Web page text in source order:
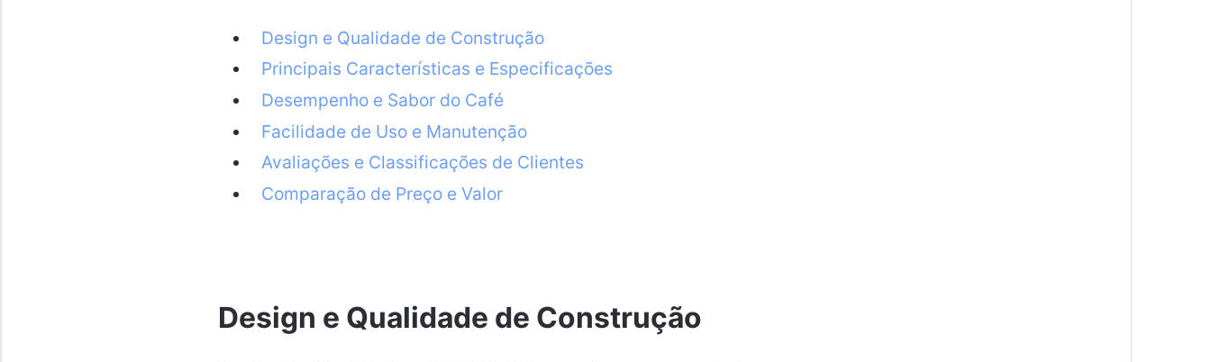
Design e Qualidade de Construção
Principais Características e Especificações
Desempenho e Sabor do Café
Facilidade de Uso e Manutenção
Avaliações e Classificações de Clientes
Comparação de Preço e Valor
Design e Qualidade de Construção